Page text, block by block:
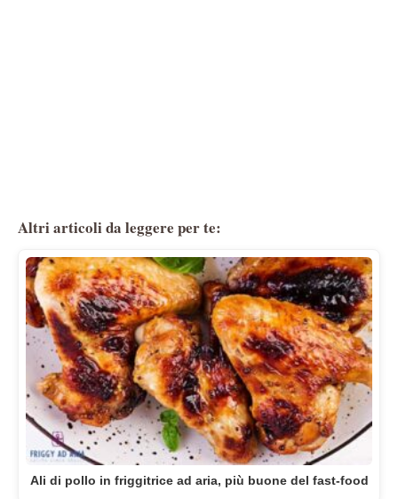
Altri articoli da leggere per te:
Ali di pollo in friggitrice ad aria, più buone del fast-food